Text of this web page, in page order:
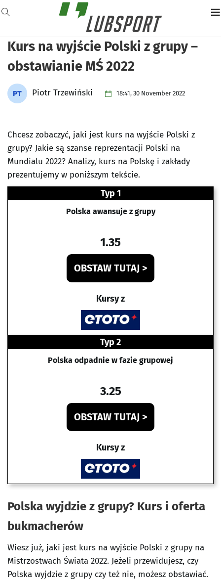
Kurs na wyjście Polski z grupy –
obstawianie MŚ 2022
Piotr Trzewiński 18:41, 30 November 2022
Chcesz zobaczyć, jaki jest kurs na wyjście Polski z
grupy? Jakie są szanse reprezentacji Polski na
Mundialu 2022? Analizy, kurs na Polskę i zakłady
prezentujemy w poniższym tekście.
Typ 1
Polska awansuje z grupy
1.35
OBSTAW TUTAJ >
Kursy z
Typ 2
Polska odpadnie w fazie grupowej
3.25
OBSTAW TUTAJ >
Kursy z
Polska wyjdzie z grupy? Kurs i oferta
bukmacherów
Wiesz już, jaki jest kurs na wyjście Polski z grupy na
Mistrzostwach Świata 2022. Jeżeli przewidujesz, czy
Polska wyjdzie z grupy czy też nie, możesz obstawiać.